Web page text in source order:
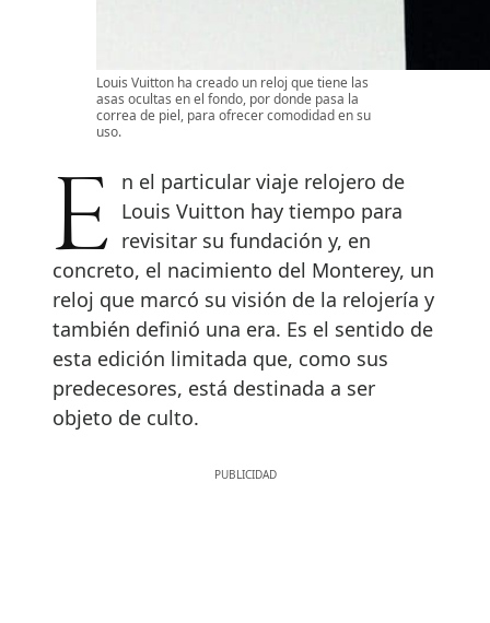
Louis Vuitton ha creado un reloj que tiene las
asas ocultas en el fondo, por donde pasa la
correa de piel, para ofrecer comodidad en su
uso.
En el particular viaje relojero de Louis Vuitton hay tiempo para
revisitar su fundación y, en
concreto, el nacimiento del Monterey, un
reloj que marcó su visión de la relojería y
también definió una era. Es el sentido de
esta edición limitada que, como sus
predecesores, está destinada a ser
objeto de culto.